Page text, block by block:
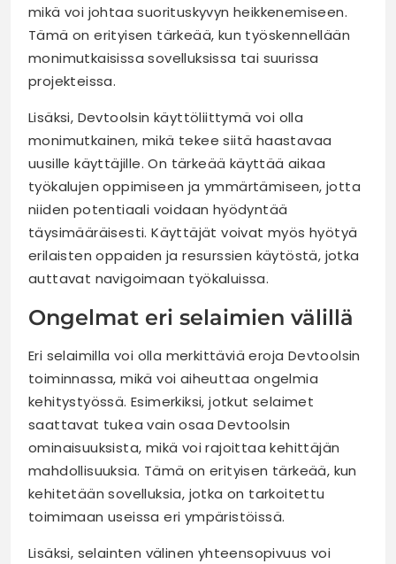
mikä voi johtaa suorituskyvyn heikkenemiseen.
Tämä on erityisen tärkeää, kun työskennellään
monimutkaisissa sovelluksissa tai suurissa
projekteissa.
Lisäksi, Devtoolsin käyttöliittymä voi olla
monimutkainen, mikä tekee siitä haastavaa
uusille käyttäjille. On tärkeää käyttää aikaa
työkalujen oppimiseen ja ymmärtämiseen, jotta
niiden potentiaali voidaan hyödyntää
täysimääräisesti. Käyttäjät voivat myös hyötyä
erilaisten oppaiden ja resurssien käytöstä, jotka
auttavat navigoimaan työkaluissa.
Ongelmat eri selaimien välillä
Eri selaimilla voi olla merkittäviä eroja Devtoolsin
toiminnassa, mikä voi aiheuttaa ongelmia
kehitystyössä. Esimerkiksi, jotkut selaimet
saattavat tukea vain osaa Devtoolsin
ominaisuuksista, mikä voi rajoittaa kehittäjän
mahdollisuuksia. Tämä on erityisen tärkeää, kun
kehitetään sovelluksia, jotka on tarkoitettu
toimimaan useissa eri ympäristöissä.
Lisäksi, selainten välinen yhteensopivuus voi